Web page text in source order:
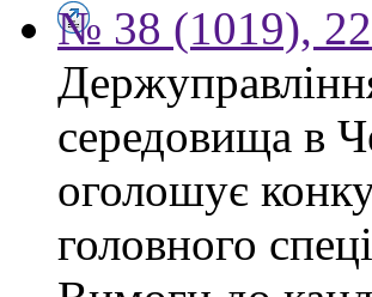
№ 38 (1019), 22
середовища в
оголошує
головного